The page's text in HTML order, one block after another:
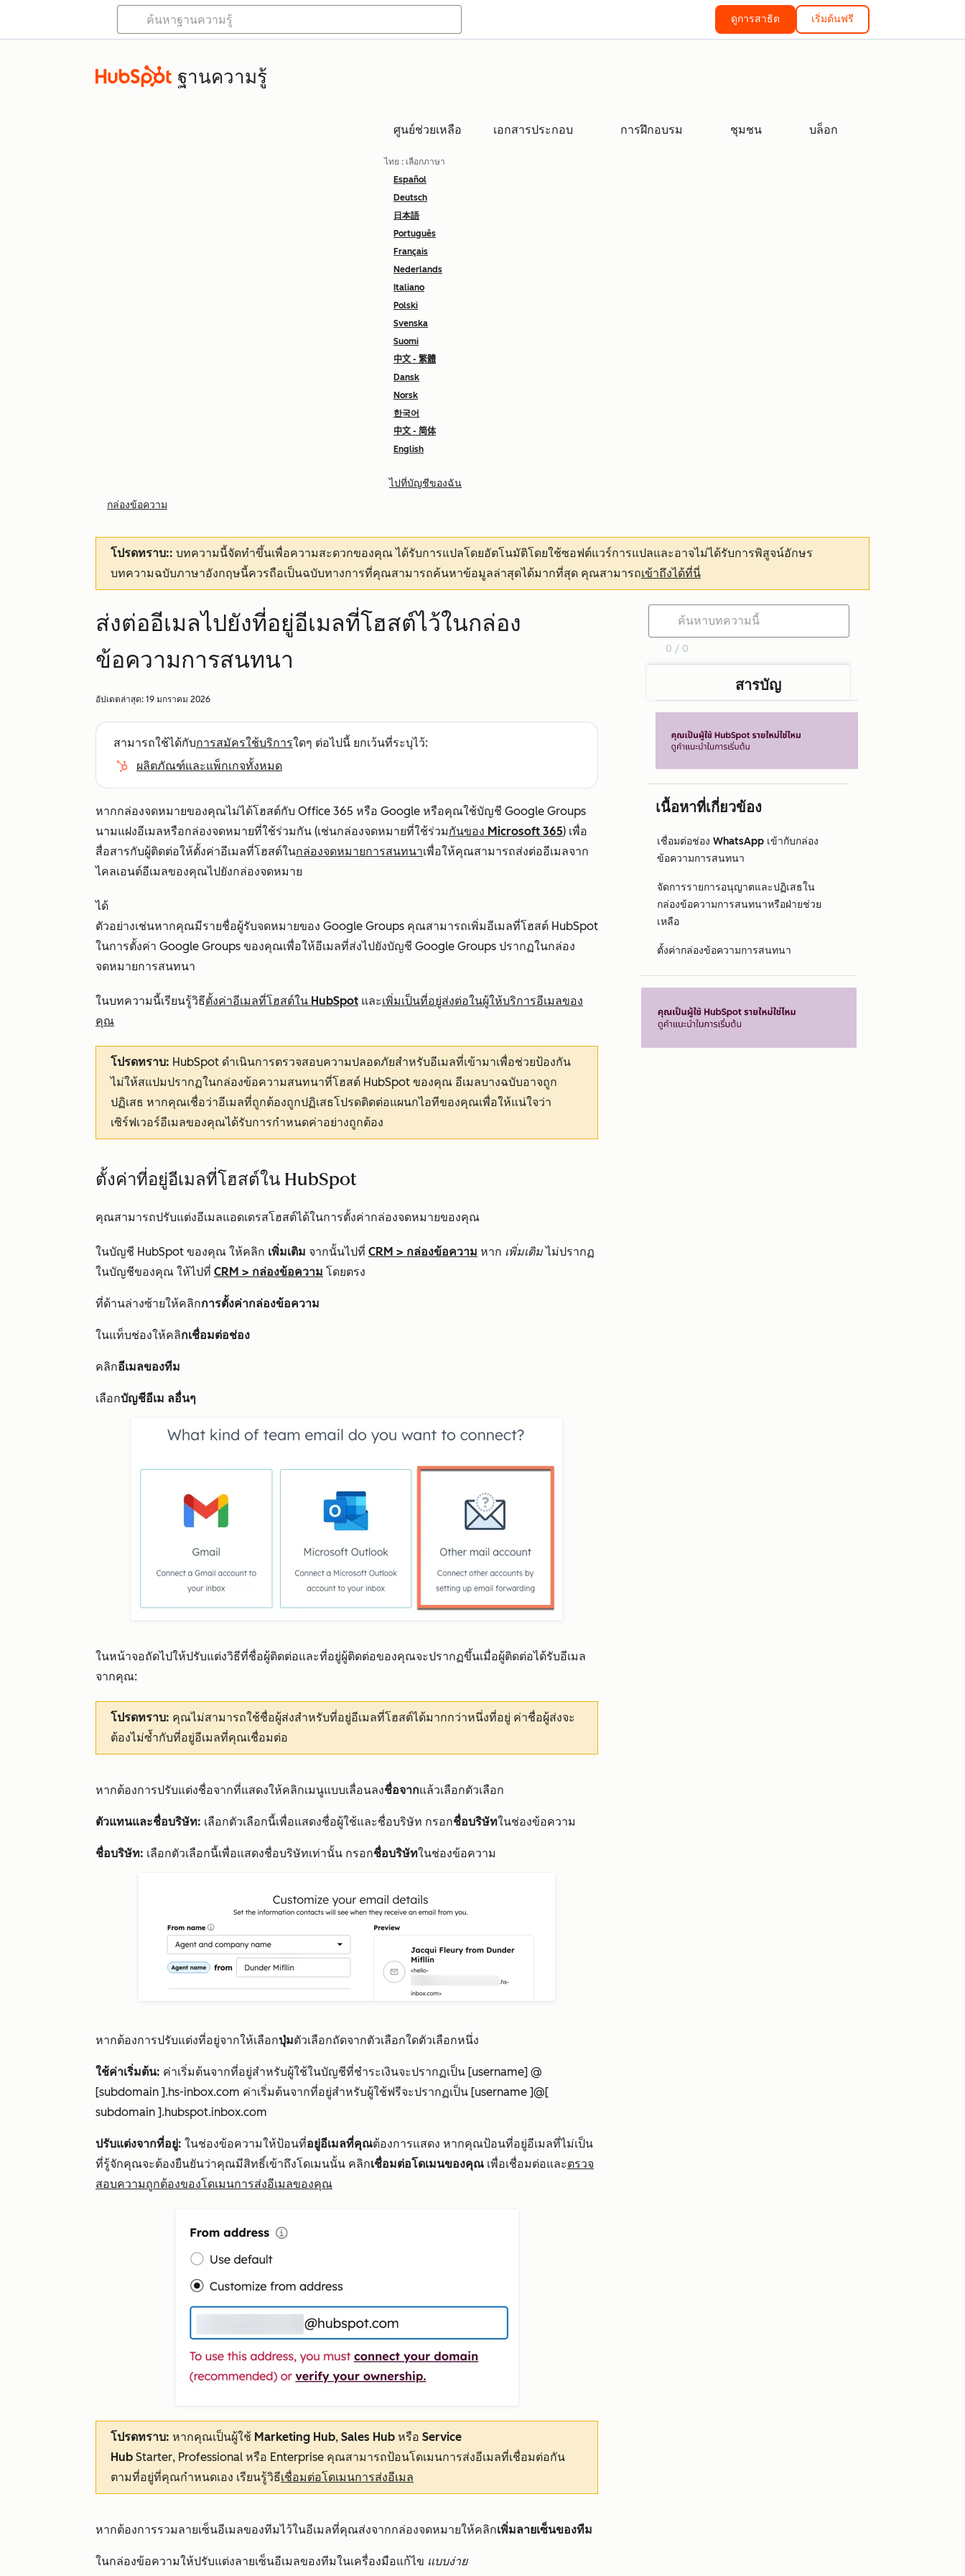
ดูการสาธิต เริ่มต้นฟรี
ฐานความรู้
ศูนย์ช่วยเหลือ เอกสารประกอบ การฝึกอบรม ชุมชน บล็อก
ไทย : เลือกภาษา
Español
Deutsch
日本語
Português
Français
Nederlands
Italiano
Polski
Svenska
Suomi
中文 - 繁體
Dansk
Norsk
한국어
中文 - 简体
English
ไปที่บัญชีของฉัน
กล่องข้อความ
โปรดทราบ:: บทความนี้จัดทำขึ้นเพื่อความสะดวกของคุณได้รับการแปลโดยอัตโนมัติโดยใช้ซอฟต์แวร์การแปลและอาจไม่ได้รับการพิสูจน์อักษร
บทความฉบับภาษาอังกฤษนี้ควรถือเป็นฉบับทางการที่คุณสามารถค้นหาข้อมูลล่าสุดได้มากที่สุด คุณสามารถเข้าถึงได้ที่นี่
ส่งต่ออีเมลไปยังที่อยู่อีเมลที่โฮสต์ไว้ในกล่อง
ข้อความการสนทนา
อัปเดตล่าสุด: 19 มกราคม 2026
สามารถใช้ได้กับการสมัครใช้บริการใดๆ ต่อไปนี้ ยกเว้นที่ระบุไว้:
ผลิตภัณฑ์และแพ็กเกจทั้งหมด
หากกล่องจดหมายของคุณไม่ได้โฮสต์กับ Office 365 หรือ Google หรือคุณใช้บัญชี Google Groups
นามแฝงอีเมลหรือกล่องจดหมายที่ใช้ร่วมกัน (เช่นกล่องจดหมายที่ใช้ร่วมกันของ Microsoft 365) เพื่อ
สื่อสารกับผู้ติดต่อให้ตั้งค่าอีเมลที่โฮสต์ในกล่องจดหมายการสนทนาเพื่อให้คุณสามารถส่งต่ออีเมลจาก
ไคลเอนต์อีเมลของคุณไปยังกล่องจดหมาย
ได้
ตัวอย่างเช่นหากคุณมีรายชื่อผู้รับจดหมายของ Google Groups คุณสามารถเพิ่มอีเมลที่โฮสต์ HubSpot
ในการตั้งค่า Google Groups ของคุณเพื่อให้อีเมลที่ส่งไปยังบัญชี Google Groups ปรากฏในกล่อง
จดหมายการสนทนา
ในบทความนี้เรียนรู้วิธีตั้งค่าอีเมลที่โฮสต์ใน HubSpot และเพิ่มเป็นที่อยู่ส่งต่อในผู้ให้บริการอีเมลของ
คุณ
โปรดทราบ: HubSpot ดำเนินการตรวจสอบความปลอดภัยสำหรับอีเมลที่เข้ามาเพื่อช่วยป้องกัน
ไม่ให้สแปมปรากฏในกล่องข้อความสนทนาที่โฮสต์ HubSpot ของคุณ อีเมลบางฉบับอาจถูก
ปฏิเสธ หากคุณเชื่อว่าอีเมลที่ถูกต้องถูกปฏิเสธโปรดติดต่อแผนกไอทีของคุณเพื่อให้แน่ใจว่า
เซิร์ฟเวอร์อีเมลของคุณได้รับการกำหนดค่าอย่างถูกต้อง
ตั้งค่าที่อยู่อีเมลที่โฮสต์ใน HubSpot
คุณสามารถปรับแต่งอีเมลแอดเดรสโฮสต์ได้ในการตั้งค่ากล่องจดหมายของคุณ
ในบัญชี HubSpot ของคุณ ให้คลิก เพิ่มเติม จากนั้นไปที่ CRM > กล่องข้อความ หาก เพิ่มเติมไม่ปรากฏ
ในบัญชีของคุณ ให้ไปที่ CRM > กล่องข้อความ โดยตรง
ที่ด้านล่างซ้ายให้คลิกการตั้งค่ากล่องข้อความ
ในแท็บช่องให้คลิกเชื่อมต่อช่อง
คลิกอีเมลของทีม
เลือกบัญชีอีเม ลอื่นๆ
ในหน้าจอถัดไปให้ปรับแต่งวิธีที่ชื่อผู้ติดต่อและที่อยู่ผู้ติดต่อของคุณจะปรากฏขึ้นเมื่อผู้ติดต่อได้รับอีเมล
จากคุณ:
โปรดทราบ: คุณไม่สามารถใช้ชื่อผู้ส่งสำหรับที่อยู่อีเมลที่โฮสต์ได้มากกว่าหนึ่งที่อยู่ ค่าชื่อผู้ส่งจะ
ต้องไม่ซ้ำกับที่อยู่อีเมลที่คุณเชื่อมต่อ
หากต้องการปรับแต่งชื่อจากที่แสดงให้คลิกเมนูแบบเลื่อนลงชื่อจากแล้วเลือกตัวเลือก
ตัวแทนและชื่อบริษัท: เลือกตัวเลือกนี้เพื่อแสดงชื่อผู้ใช้และชื่อบริษัท กรอกชื่อบริษัทในช่องข้อความ
ชื่อบริษัท: เลือกตัวเลือกนี้เพื่อแสดงชื่อบริษัทเท่านั้น กรอกชื่อบริษัทในช่องข้อความ
หากต้องการปรับแต่งที่อยู่จากให้เลือกปุ่มตัวเลือกถัดจากตัวเลือกใดตัวเลือกหนึ่ง
ใช้ค่าเริ่มต้น: ค่าเริ่มต้นจากที่อยู่สำหรับผู้ใช้ในบัญชีที่ชำระเงินจะปรากฏเป็น [username] @
[subdomain ].hs-inbox.com ค่าเริ่มต้นจากที่อยู่สำหรับผู้ใช้ฟรีจะปรากฏเป็น [username ]@[
subdomain ].hubspot.inbox.com
ปรับแต่งจากที่อยู่: ในช่องข้อความให้ป้อนที่อยู่อีเมลที่คุณต้องการแสดง หากคุณป้อนที่อยู่อีเมลที่ไม่เป็น
ที่รู้จักคุณจะต้องยืนยันว่าคุณมีสิทธิ์เข้าถึงโดเมนนั้น คลิกเชื่อมต่อโดเมนของคุณ เพื่อเชื่อมต่อและตรวจ
สอบความถูกต้องของโดเมนการส่งอีเมลของคุณ
โปรดทราบ: หากคุณเป็นผู้ใช้ Marketing Hub, Sales Hub หรือ Service
Hub Starter, Professional หรือ Enterprise คุณสามารถป้อนโดเมนการส่งอีเมลที่เชื่อมต่อกัน
ตามที่อยู่ที่คุณกำหนดเอง เรียนรู้วิธีเชื่อมต่อโดเมนการส่งอีเมล
หากต้องการรวมลายเซ็นอีเมลของทีมไว้ในอีเมลที่คุณส่งจากกล่องจดหมายให้คลิกเพิ่มลายเซ็นของทีม
ในกล่องข้อความให้ปรับแต่งลายเซ็นอีเมลของทีมในเครื่องมือแก้ไข แบบง่าย
0 / 0
สารบัญ
เนื้อหาที่เกี่ยวข้อง
เชื่อมต่อช่อง WhatsApp เข้ากับกล่อง
ข้อความการสนทนา
จัดการรายการอนุญาตและปฏิเสธใน
กล่องข้อความการสนทนาหรือฝ่ายช่วย
เหลือ
ตั้งค่ากล่องข้อความการสนทนา